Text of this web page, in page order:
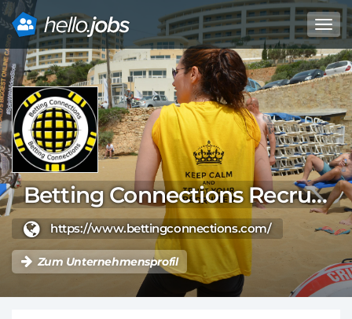
Direkt
zum
Inhalt
Betting Connections Recruitent Solutions/ Sliema, Malta
https://www.bettingconnections.com/
Zum Unternehmensprofil